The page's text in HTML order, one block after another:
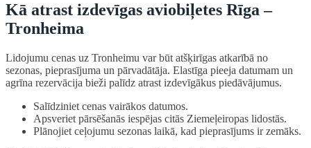
Kā atrast izdevīgas aviobiļetes Rīga –
Tronheima
Lidojumu cenas uz Tronheimu var būt atšķirīgas atkarībā no
sezonas, pieprasījuma un pārvadātāja. Elastīga pieeja datumam un
agrīna rezervācija bieži palīdz atrast izdevīgākus piedāvājumus.
Salīdziniet cenas vairākos datumos.
Apsveriet pārsēšanās iespējas citās Ziemeļeiropas lidostās.
Plānojiet ceļojumu sezonas laikā, kad pieprasījums ir zemāks.